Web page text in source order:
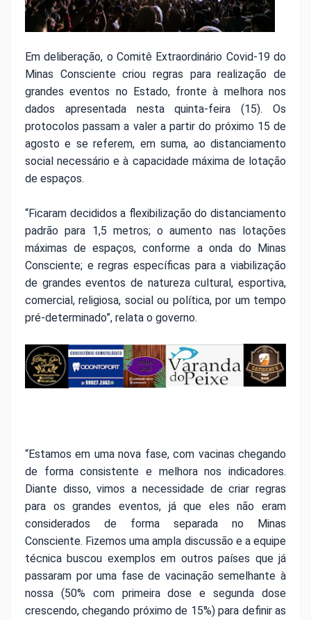
Em deliberação, o Comitê Extraordinário Covid-19 do
Minas Consciente criou regras para realização de
grandes eventos no Estado, fronte à melhora nos
dados apresentada nesta quinta-feira (15). Os
protocolos passam a valer a partir do próximo 15 de
agosto e se referem, em suma, ao distanciamento
social necessário e à capacidade máxima de lotação
de espaços.
“Ficaram decididos a flexibilização do distanciamento
padrão para 1,5 metros; o aumento nas lotações
máximas de espaços, conforme a onda do Minas
Consciente; e regras específicas para a viabilização
de grandes eventos de natureza cultural, esportiva,
comercial, religiosa, social ou política, por um tempo
pré-determinado”, relata o governo.
“Estamos em uma nova fase, com vacinas chegando
de forma consistente e melhora nos indicadores.
Diante disso, vimos a necessidade de criar regras
para os grandes eventos, já que eles não eram
considerados de forma separada no Minas
Consciente. Fizemos uma ampla discussão e a equipe
técnica buscou exemplos em outros países que já
passaram por uma fase de vacinação semelhante à
nossa (50% com primeira dose e segunda dose
crescendo, chegando próximo de 15%) para definir as